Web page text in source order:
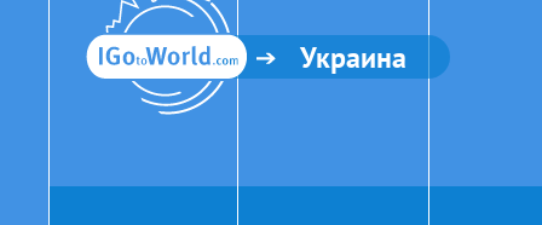
Украина